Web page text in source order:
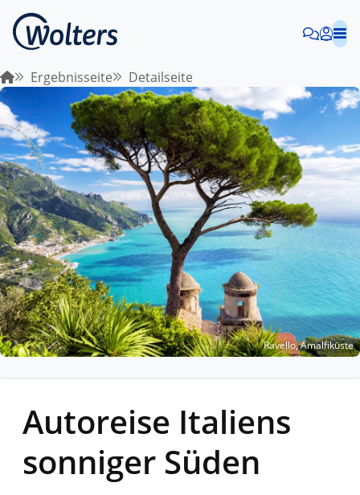
Ergebnisseite Detailseite
Ravello, Amalfiküste
Autoreise Italiens
sonniger Süden